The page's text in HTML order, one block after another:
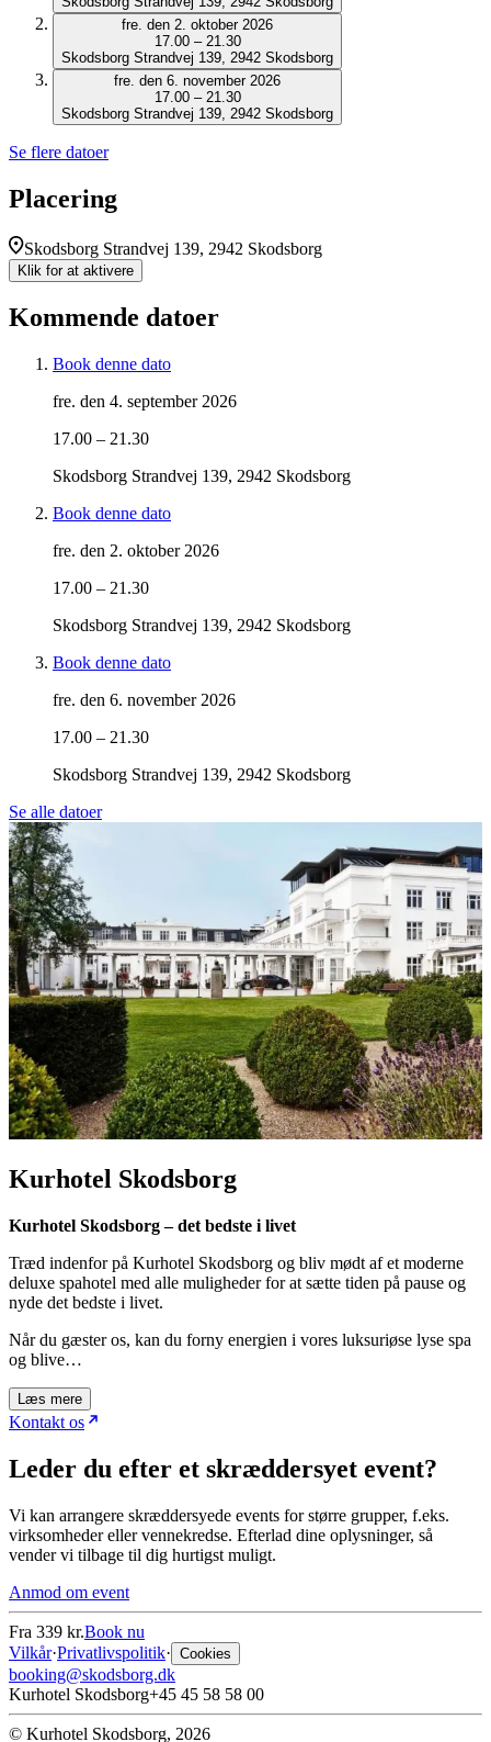
fre. den 2. oktober 2026
17.00 – 21.30
Skodsborg Strandvej 139, 2942 Skodsborg
fre. den 6. november 2026
17.00 – 21.30
Skodsborg Strandvej 139, 2942 Skodsborg
Se flere datoer
Placering
Skodsborg Strandvej 139, 2942 Skodsborg
Klik for at aktivere
Kommende datoer
Book denne dato
fre. den 4. september 2026
17.00 – 21.30
Skodsborg Strandvej 139, 2942 Skodsborg
Book denne dato
fre. den 2. oktober 2026
17.00 – 21.30
Skodsborg Strandvej 139, 2942 Skodsborg
Book denne dato
fre. den 6. november 2026
17.00 – 21.30
Skodsborg Strandvej 139, 2942 Skodsborg
Se alle datoer
Kurhotel Skodsborg
Kurhotel Skodsborg – det bedste i livet
Træd indenfor på Kurhotel Skodsborg og bliv mødt af et moderne
deluxe spahotel med alle muligheder for at sætte tiden på pause og
nyde det bedste i livet.
Når du gæster os, kan du forny energien i vores luksuriøse lyse spa
og blive…
Læs mere
Kontakt os
Leder du efter et skræddersyet event?
Vi kan arrangere skræddersyede events for større grupper, f.eks.
virksomheder eller vennekredse. Efterlad dine oplysninger, så
vender vi tilbage til dig hurtigst muligt.
Anmod om event
Fra 339 kr.Book nu
Vilkår·Privatlivspolitik· Cookies
booking@skodsborg.dk
Kurhotel Skodsborg+45 45 58 58 00
© Kurhotel Skodsborg, 2026